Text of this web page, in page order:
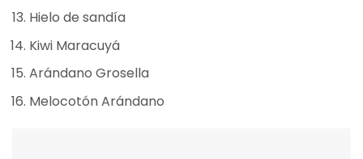
Hielo de sandía
Kiwi Maracuyá
Arándano Grosella
Melocotón Arándano